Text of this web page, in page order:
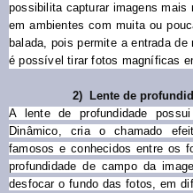
possibilita capturar imagens
em ambientes com muita ou
balada, pois permite a entrada
é possível tirar fotos magníficas
2)
Lente de
A lente de profundidade
Dinâmico, cria o chamado
famosos e conhecidos entre os
profundidade de campo da
desfocar o fundo das fotos, em